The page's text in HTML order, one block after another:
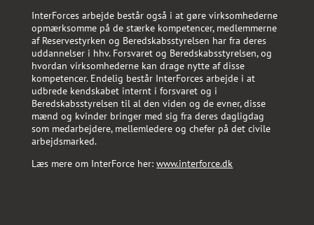
InterForces arbejde består også i at gøre virksomhederne
opmærksomme på de stærke kompetencer, medlemmerne
af Reservestyrken og Beredskabsstyrelsen har fra deres
uddannelser i hhv. Forsvaret og Beredskabsstyrelsen, og
hvordan virksomhederne kan drage nytte af disse
kompetencer. Endelig består InterForces arbejde i at
udbrede kendskabet internt i forsvaret og i
Beredskabsstyrelsen til al den viden og de evner, disse
mænd og kvinder bringer med sig fra deres dagligdag
som medarbejdere, mellemledere og chefer på det civile
arbejdsmarked.
Læs mere om InterForce her: www.interforce.dk